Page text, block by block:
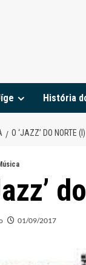
História
O ‘JAZZ’ DO NORTE (I)
01/09/2017